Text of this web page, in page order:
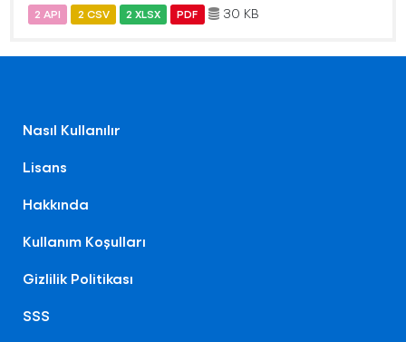
2 API 2 CSV 2 XLSX PDF 30 KB
Nasıl Kullanılır
Lisans
Hakkında
Kullanım Koşulları
Gizlilik Politikası
SSS